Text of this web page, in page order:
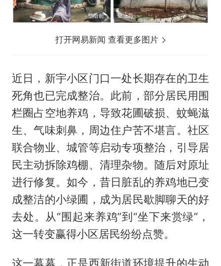
打开网易新闻 查看更多图片
近日，新宇小区门口一处长期存在的卫生
死角也已完成整治。此前，部分居民用围
栏圈占空地养鸡，导致花圃破损、蚊蝇滋
生、气味刺鼻，周边住户苦不堪言。社区
联合物业、城管等启动专项整治，引导居
民主动拆除鸡棚、清理杂物。随后对原址
进行修复。如今，昔日脏乱的养鸡地已变
成整洁的小绿圃，成为居民歇脚聊天的好
去处。从“围起来养鸡”到“坐下来赏绿”，
这一转变赢得小区居民纷纷点赞。
这一幕幕，正是西新街道环境提升的生动